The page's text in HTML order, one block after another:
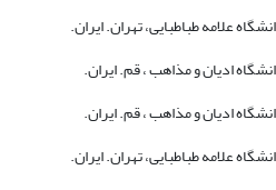
علامه طباطبایی، تهران. ایران.
ادیان و مذاهب ، قم. ایران.
ادیان و مذاهب ، قم. ایران.
علامه طباطبایی، تهران. ایران.